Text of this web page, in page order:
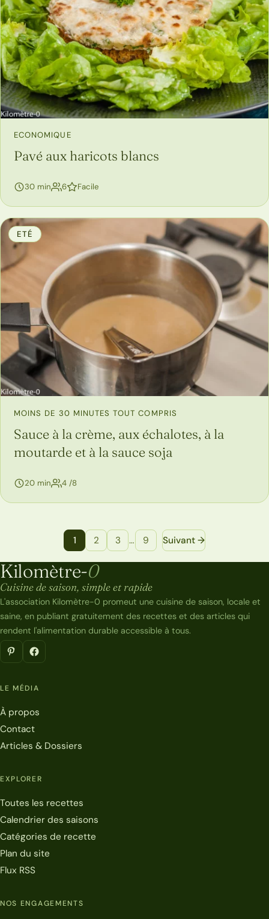
ECONOMIQUE
Pavé aux haricots blancs
30 min 6personnes
Facile
ETÉ
MOINS DE 30 MINUTES TOUT COMPRIS
Sauce à la crème, aux échalotes, à la
moutarde et à la sauce soja
20 min 4 /8personnes
Navigation entre les pages de recettes
1 2 3 … 9 Suivant →
Kilomètre-0
Kilomètre-0
Cuisine de saison, simple et rapide
L'association Kilomètre-0 promeut une cuisine de saison, locale et
saine, en publiant gratuitement des recettes et des articles qui
rendent l'alimentation durable accessible à tous.
LE MÉDIA
À propos
Contact
Articles & Dossiers
EXPLORER
Toutes les recettes
Calendrier des saisons
Catégories de recette
Plan du site
Flux RSS
NOS ENGAGEMENTS